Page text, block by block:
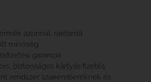
azonnal, raktárról
minőség
garancia
biztonságos kártyás fizetés
rendszer szakembereknek és